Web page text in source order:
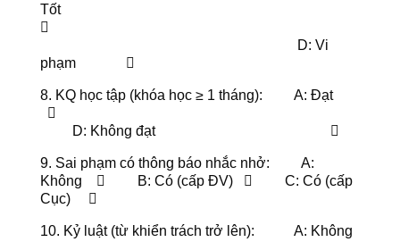
Tốt

D: Vi
phạm 
8. KQ học tập (khóa học ≥ 1 tháng): A: Đạt

D: Không đạt 
9. Sai phạm có thông báo nhắc nhở: A:
Không  B: Có (cấp ĐV)  C: Có (cấp
Cục) 
10. Kỷ luật (từ khiển trách trở lên): A: Không